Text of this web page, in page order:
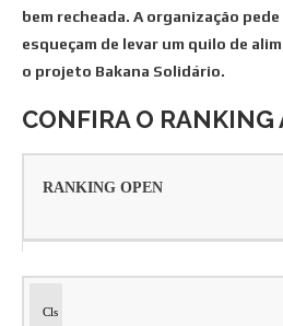
bem recheada. A organização
esqueçam de levar um quilo de
o projeto Bakana Solidário.
CONFIRA O RANKING
RANKING OPEN
Cls